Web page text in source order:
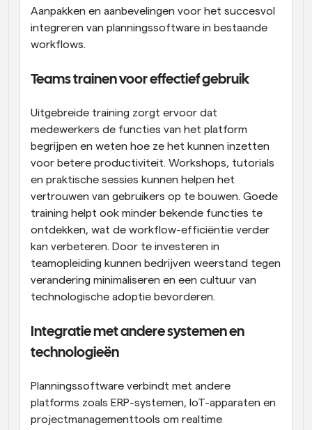
Aanpakken en aanbevelingen voor het succesvol
integreren van planningssoftware in bestaande
workflows.
Teams trainen voor effectief gebruik
Uitgebreide training zorgt ervoor dat
medewerkers de functies van het platform
begrijpen en weten hoe ze het kunnen inzetten
voor betere productiviteit. Workshops, tutorials
en praktische sessies kunnen helpen het
vertrouwen van gebruikers op te bouwen. Goede
training helpt ook minder bekende functies te
ontdekken, wat de workflow-efficiëntie verder
kan verbeteren. Door te investeren in
teamopleiding kunnen bedrijven weerstand tegen
verandering minimaliseren en een cultuur van
technologische adoptie bevorderen.
Integratie met andere systemen en
technologieën
Planningssoftware verbindt met andere
platforms zoals ERP-systemen, IoT-apparaten en
projectmanagementtools om realtime